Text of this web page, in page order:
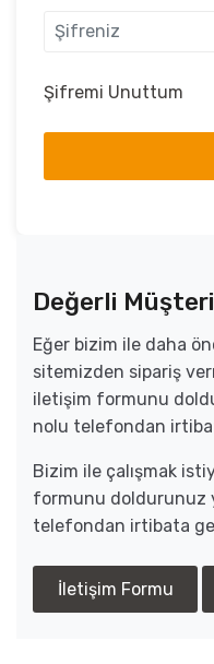
Şifremi Unuttum
Değerli
Eğer bizim ile daha
sitemizden sipariş
iletişim formunu
nolu telefondan
Bizim ile çalışmak
formunu doldurunuz
telefondan irtibata
İletişim Formu